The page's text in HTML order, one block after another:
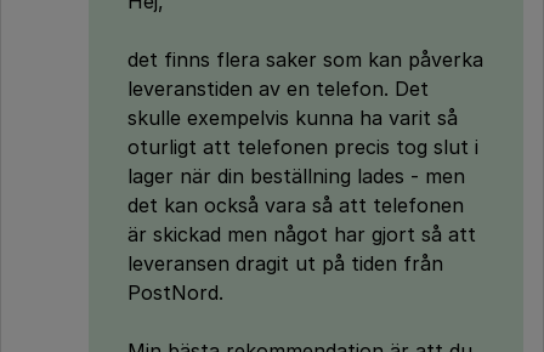
det finns flera saker som kan påverka
leveranstiden av en telefon. Det
skulle exempelvis kunna ha varit så
oturligt att telefonen precis tog slut i
lager när din beställning lades - men
det kan också vara så att telefonen
är skickad men något har gjort så att
leveransen dragit ut på tiden från
PostNord.